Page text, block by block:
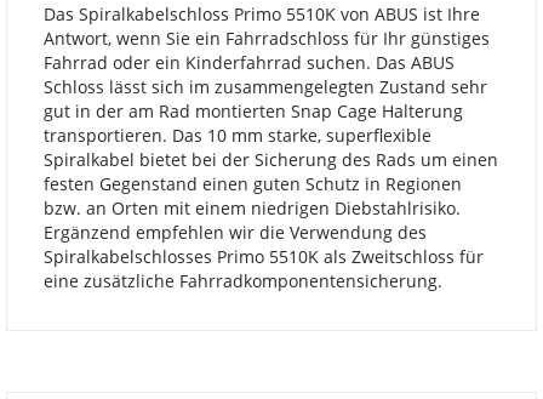
Das Spiralkabelschloss Primo 5510K von ABUS ist Ihre
Antwort, wenn Sie ein Fahrradschloss für Ihr günstiges
Fahrrad oder ein Kinderfahrrad suchen. Das ABUS
Schloss lässt sich im zusammengelegten Zustand sehr
gut in der am Rad montierten Snap Cage Halterung
transportieren. Das 10 mm starke, superflexible
Spiralkabel bietet bei der Sicherung des Rads um einen
festen Gegenstand einen guten Schutz in Regionen
bzw. an Orten mit einem niedrigen Diebstahlrisiko.
Ergänzend empfehlen wir die Verwendung des
Spiralkabelschlosses Primo 5510K als Zweitschloss für
eine zusätzliche Fahrradkomponentensicherung.